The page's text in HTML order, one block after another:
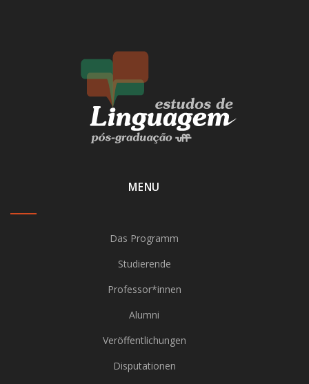
MENU
Das Programm
Studierende
Professor*innen
Alumni
Veröffentlichungen
Disputationen